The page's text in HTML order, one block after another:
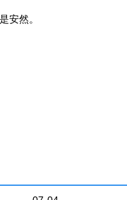
安然。